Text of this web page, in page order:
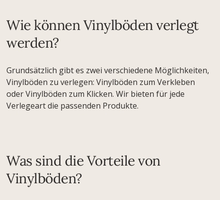
Wie können Vinylböden verlegt
werden?
Grundsätzlich gibt es zwei verschiedene Möglichkeiten,
Vinylböden zu verlegen: Vinylböden zum Verkleben
oder Vinylböden zum Klicken. Wir bieten für jede
Verlegeart die passenden Produkte.
Was sind die Vorteile von
Vinylböden?